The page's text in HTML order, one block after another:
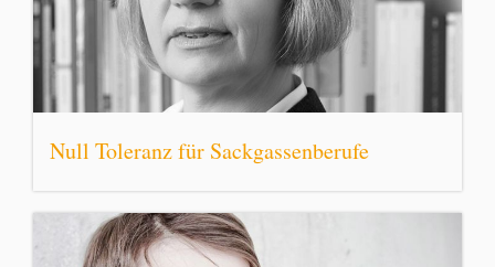
Null Toleranz für Sackgassenberufe